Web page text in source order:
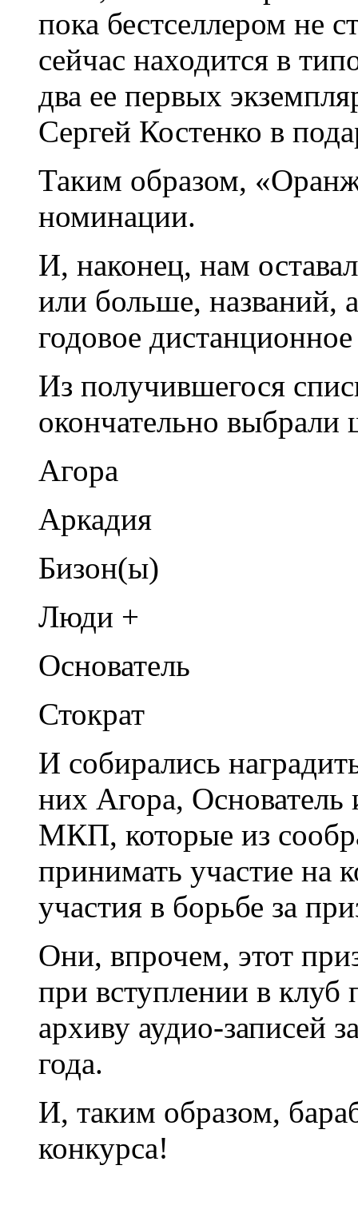
пока бестселлером не
сейчас находится в
два ее первых
Сергей Костенко в
Таким образом,
номинации.
И, наконец, нам
или больше, названий,
годовое
Из получившегося
окончательно выбрали
Агора
Аркадия
Бизон(ы)
Люди +
Основатель
Стократ
И собирались
них Агора,
МКП, которые из
принимать участие на
участия в борьбе за
Они, впрочем, этот
при вступлении в
архиву аудио-
года.
И, таким образом,
конкурса!